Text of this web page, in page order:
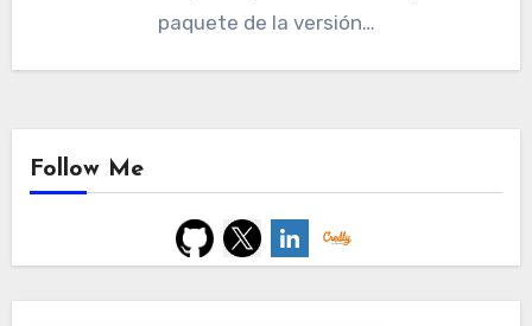
paquete de la versión…
Follow Me